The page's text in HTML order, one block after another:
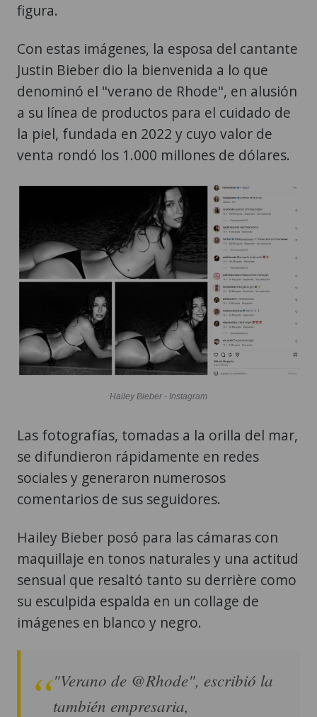
figura.
Con estas imágenes, la esposa del cantante
Justin Bieber dio la bienvenida a lo que
denominó el "verano de Rhode", en alusión
a su línea de productos para el cuidado de
la piel, fundada en 2022 y cuyo valor de
venta rondó los 1.000 millones de dólares.
Hailey Bieber - Instagram
Las fotografías, tomadas a la orilla del mar,
se difundieron rápidamente en redes
sociales y generaron numerosos
comentarios de sus seguidores.
Hailey Bieber posó para las cámaras con
maquillaje en tonos naturales y una actitud
sensual que resaltó tanto su derrière como
su esculpida espalda en un collage de
imágenes en blanco y negro.
"Verano de @Rhode", escribió la
también empresaria,